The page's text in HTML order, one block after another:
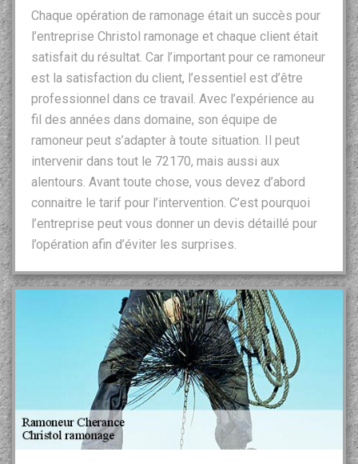
Chaque opération de ramonage était un succès pour
l’entreprise Christol ramonage et chaque client était
satisfait du résultat. Car l’important pour ce ramoneur
est la satisfaction du client, l’essentiel est d’être
professionnel dans ce travail. Avec l’expérience au
fil des années dans domaine, son équipe de
ramoneur peut s’adapter à toute situation. Il peut
intervenir dans tout le 72170, mais aussi aux
alentours. Avant toute chose, vous devez d’abord
connaitre le tarif pour l’intervention. C’est pourquoi
l’entreprise peut vous donner un devis détaillé pour
l’opération afin d’éviter les surprises.